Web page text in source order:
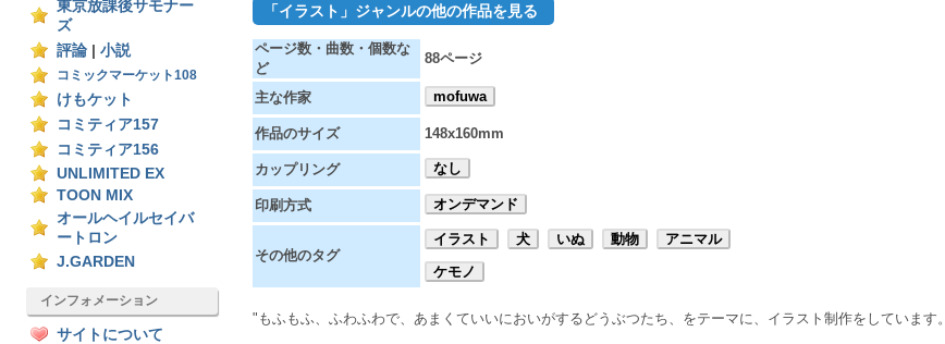
東京放課後サモナー
ズ
評論
小説
コミックマーケット108
けもケット
コミティア157
コミティア156
UNLIMITED EX
TOON MIX
オールヘイルセイバ
ートロン
J.GARDEN
インフォメーション
サイトについて
「イラスト」ジャンルの他の作品を見る
ページ数・曲数・個数な
ど
88ページ
主な作家 mofuwa
作品のサイズ 148x160mm
カップリング なし
印刷方式 オンデマンド
その他のタグ
イラスト 犬 いぬ 動物
アニマル
ケモノ
"もふもふ、ふわふわで、あまくていいにおいがするどうぶつたち、をテーマに、イラスト制作をしています。